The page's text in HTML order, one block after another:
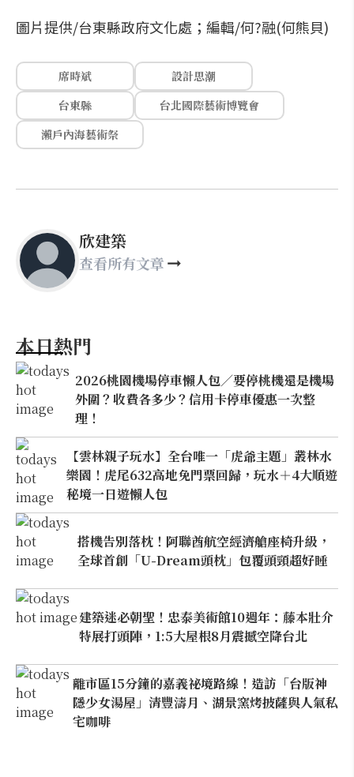
圖片提供/台東縣政府文化處；編輯/何?融(何熊貝)
席時斌
設計思潮
台東縣
台北國際藝術博覽會
瀨戶內海藝術祭
欣建築
查看所有文章
本日熱門
2026桃園機場停車懶人包／要停桃機還是機場
外圍？收費各多少？信用卡停車優惠一次整
理！
【雲林親子玩水】全台唯一「虎爺主題」叢林水
樂園！虎尾632高地免門票回歸，玩水＋4大順遊
秘境一日遊懶人包
搭機告別落枕！阿聯酋航空經濟艙座椅升級，
全球首創「U-Dream頭枕」包覆頭頸超好睡
建築迷必朝聖！忠泰美術館10週年：藤本壯介
特展打頭陣，1:5大屋根8月震撼空降台北
離市區15分鐘的嘉義祕境路線！造訪「台版神
隱少女湯屋」清豐濤月、湖景窯烤披薩與人氣私
宅咖啡